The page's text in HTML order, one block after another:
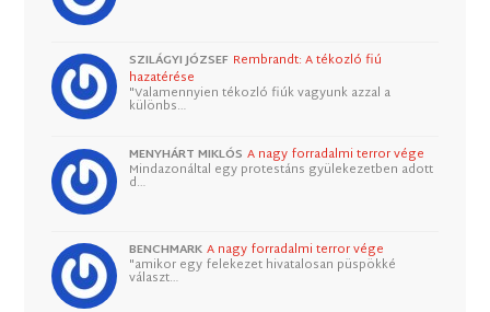
SZILÁGYI JÓZSEF Rembrandt: A tékozló fiú
hazatérése
"Valamennyien tékozló fiúk vagyunk azzal a
különbs…
MENYHÁRT MIKLÓS A nagy forradalmi terror vége
Mindazonáltal egy protestáns gyülekezetben adott
d…
BENCHMARK A nagy forradalmi terror vége
"amikor egy felekezet hivatalosan püspökké
választ…